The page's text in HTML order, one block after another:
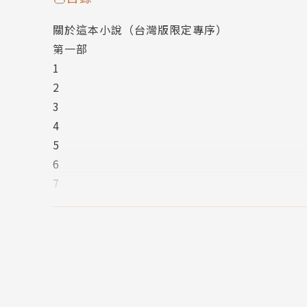
白石一文 Shiraishi Kazufumi
1958年出生於日本福岡縣，早稻田大學政治經
備受好評，之後不斷挑戰不同主題的創作，皆能
年以《拔起深深刺進我胸口的箭》獲山本周五郎
另著有《愛是謊言》、《不自由的心》、《我心
龍》、《與世界為敵》、《幻影之星》、《翼》
關於這本小說（台灣版限定專序）
第一部
1
2
3
4
5
6
7